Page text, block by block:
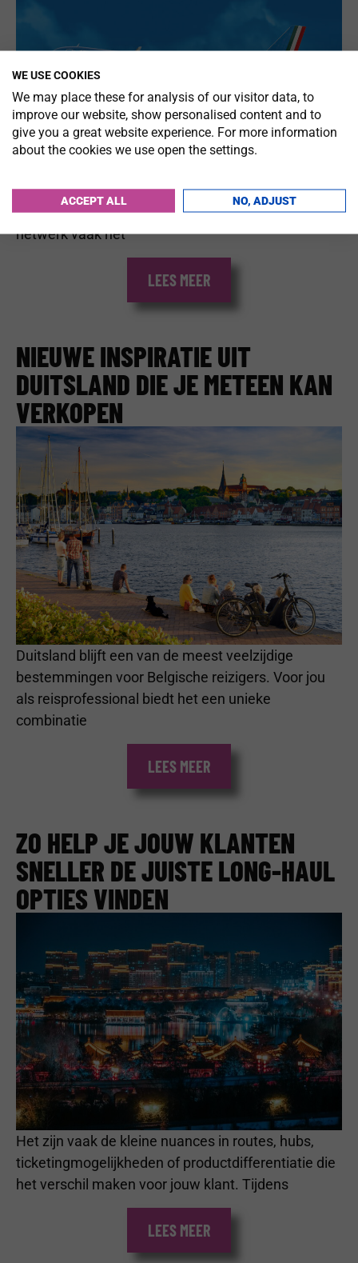
overwegen, maken snelle overstappen, een
comfortabele reiservaring en een betrouwbaar
netwerk vaak het
LEES MEER
NIEUWE INSPIRATIE UIT
DUITSLAND DIE JE METEEN KAN
VERKOPEN
Duitsland blijft een van de meest veelzijdige
bestemmingen voor Belgische reizigers. Voor jou
als reisprofessional biedt het een unieke
combinatie
LEES MEER
ZO HELP JE JOUW KLANTEN
SNELLER DE JUISTE LONG-HAUL
OPTIES VINDEN
Het zijn vaak de kleine nuances in routes, hubs,
ticketingmogelijkheden of productdifferentiatie die
het verschil maken voor jouw klant. Tijdens
LEES MEER
WE USE COOKIES
We may place these for analysis of our visitor data, to
improve our website, show personalised content and to
give you a great website experience. For more information
about the cookies we use open the settings.
ACCEPT ALL NO, ADJUST